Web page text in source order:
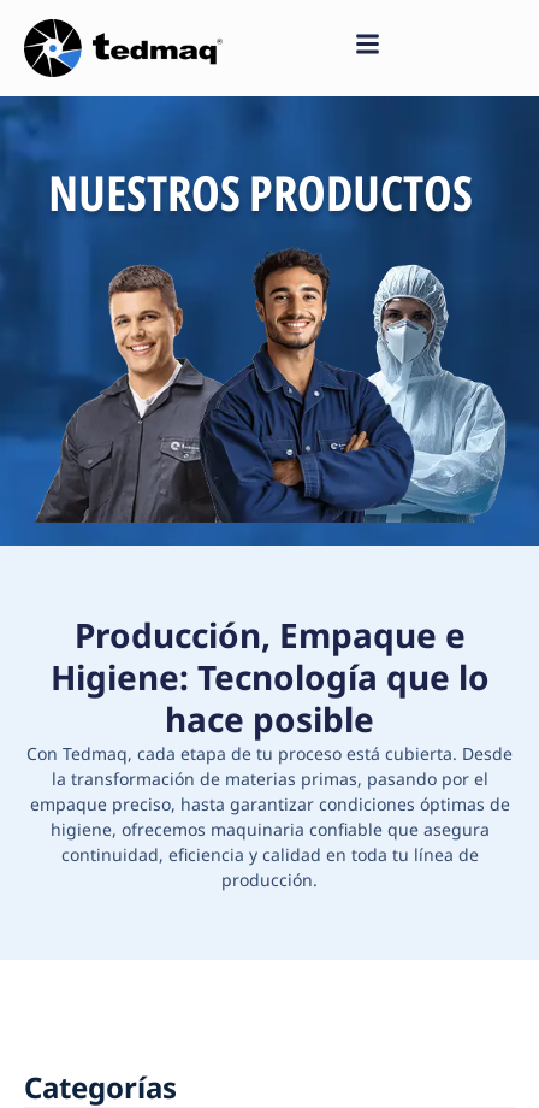
Saltar
al
contenido
NUESTROS PRODUCTOS
Producción, Empaque e
Higiene: Tecnología que lo
hace posible
Con Tedmaq, cada etapa de tu proceso está cubierta. Desde
la transformación de materias primas, pasando por el
empaque preciso, hasta garantizar condiciones óptimas de
higiene, ofrecemos maquinaria confiable que asegura
continuidad, eficiencia y calidad en toda tu línea de
producción.
Categorías